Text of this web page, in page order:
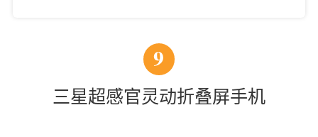
9
三星超感官灵动折叠屏手机